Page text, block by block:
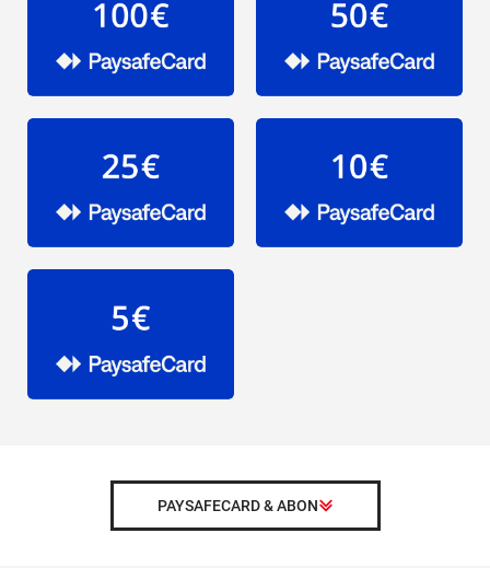
PAYSAFECARD & ABON